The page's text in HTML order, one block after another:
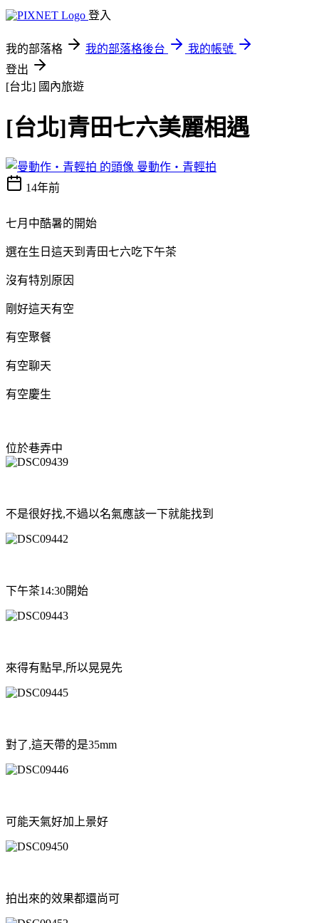
登入
我的部落格 我的部落格後台
我的帳號
登出
[台北] 國內旅遊
[台北]青田七六美麗相遇
曼動作‧青輕拍
14年前
七月中酷暑的開始
選在生日這天到青田七六吃下午茶
沒有特別原因
剛好這天有空
有空聚餐
有空聊天
有空慶生
位於巷弄中
不是很好找,不過以名氣應該一下就能找到
下午茶14:30開始
來得有點早,所以晃晃先
對了,這天帶的是35mm
可能天氣好加上景好
拍出來的效果都還尚可